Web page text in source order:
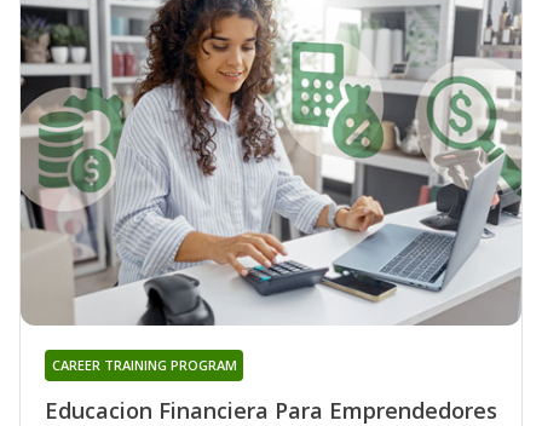
Educacion Financiera Para Emprendedores
CAREER TRAINING PROGRAM